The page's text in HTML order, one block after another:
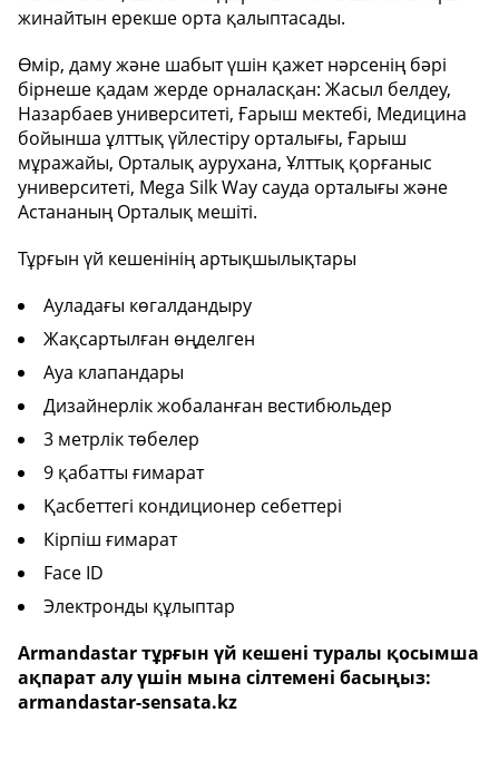
жинайтын ерекше орта қалыптасады.
Өмір, даму және шабыт үшін қажет нәрсенің бәрі
бірнеше қадам жерде орналасқан: Жасыл белдеу,
Назарбаев университеті, Ғарыш мектебі, Медицина
бойынша ұлттық үйлестіру орталығы, Ғарыш
мұражайы, Орталық аурухана, Ұлттық қорғаныс
университеті, Mega Silk Way сауда орталығы және
Астананың Орталық мешіті.
Тұрғын үй кешенінің артықшылықтары
Ауладағы көгалдандыру
Жақсартылған өңделген
Ауа клапандары
Дизайнерлік жобаланған вестибюльдер
3 метрлік төбелер
9 қабатты ғимарат
Қасбеттегі кондиционер себеттері
Кірпіш ғимарат
Face ID
Электронды құлыптар
Armandastar тұрғын үй кешені туралы қосымша
ақпарат алу үшін мына сілтемені басыңыз:
armandastar-sensata.kz